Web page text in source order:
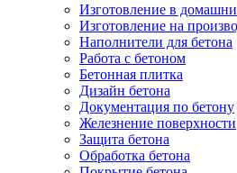
Изготовление в
Изготовление на
Наполнители для бетона
Работа с бетоном
Бетонная плитка
Дизайн бетона
Документация по бетону
Железнение поверхности
Защита бетона
Обработка бетона